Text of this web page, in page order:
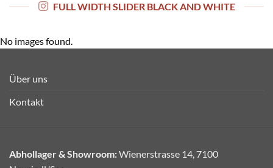
FULL WIDTH SLIDER BLACK AND WHITE
No images found.
Über uns
Kontakt
Abhollager & Showroom:Wienerstrasse 14, 7100